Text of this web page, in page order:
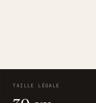
TAILLE LÉGALE